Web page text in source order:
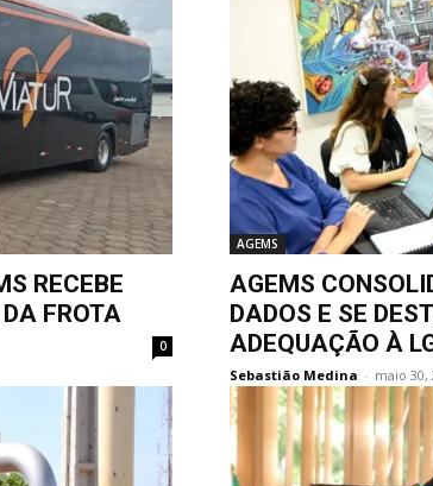
RECEBE
FROTA
0
AGEMS
AGEMS
DADOS E SE
ADEQUAÇÃO À
Sebastião Medina - maio 30,